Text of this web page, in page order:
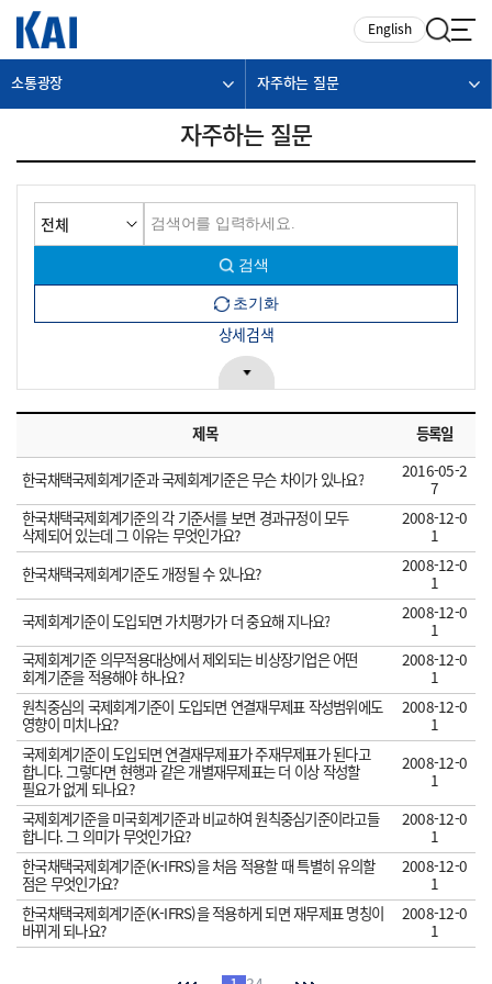
English
소통광장 자주하는 질문
자주하는 질문
상세검색
제목 등록일
한국채택국제회계기준과 국제회계기준은 무슨 차이가 있나요?
2016-05-2
7
한국채택국제회계기준의 각 기준서를 보면 경과규정이 모두
삭제되어 있는데 그 이유는 무엇인가요?
2008-12-0
1
한국채택국제회계기준도 개정될 수 있나요?
2008-12-0
1
국제회계기준이 도입되면 가치평가가 더 중요해 지나요?
2008-12-0
1
국제회계기준 의무적용대상에서 제외되는 비상장기업은 어떤
회계기준을 적용해야 하나요?
2008-12-0
1
원칙중심의 국제회계기준이 도입되면 연결재무제표 작성범위에도
영향이 미치나요?
2008-12-0
1
국제회계기준이 도입되면 연결재무제표가 주재무제표가 된다고
합니다. 그렇다면 현행과 같은 개별재무제표는 더 이상 작성할
필요가 없게 되나요?
2008-12-0
1
국제회계기준을 미국회계기준과 비교하여 원칙중심기준이라고들
합니다. 그 의미가 무엇인가요?
2008-12-0
1
한국채택국제회계기준(K-IFRS)을 처음 적용할 때 특별히 유의할
점은 무엇인가요?
2008-12-0
1
한국채택국제회계기준(K-IFRS)을 적용하게 되면 재무제표 명칭이
바뀌게 되나요?
2008-12-0
1